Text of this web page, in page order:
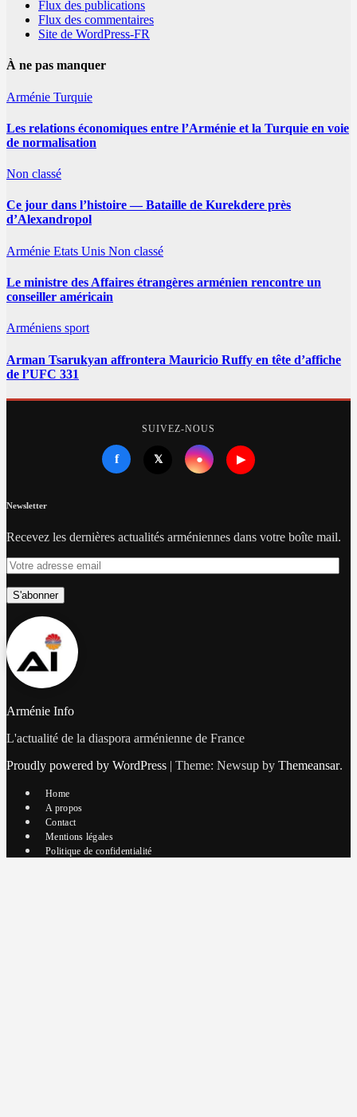
Flux des publications
Flux des commentaires
Site de WordPress-FR
À ne pas manquer
Arménie Turquie
Les relations économiques entre l’Arménie et la Turquie en voie
de normalisation
Non classé
Ce jour dans l’histoire — Bataille de Kurekdere près
d’Alexandropol
Arménie Etats Unis Non classé
Le ministre des Affaires étrangères arménien rencontre un
conseiller américain
Arméniens sport
Arman Tsarukyan affrontera Mauricio Ruffy en tête d’affiche
de l’UFC 331
SUIVEZ-NOUS
f 𝕏 ● ▶
Newsletter
Recevez les dernières actualités arméniennes dans votre boîte mail.
Votre
adresse
email
S'abonner
Arménie Info
L'actualité de la diaspora arménienne de France
Proudly powered by WordPress | Theme: Newsup by Themeansar.
Home
A propos
Contact
Mentions légales
Politique de confidentialité